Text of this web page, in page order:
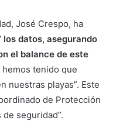
José Crespo, ha
los datos, asegurando
el balance de este
tenido que
nuestras playas”. Este
de Protección
seguridad”.